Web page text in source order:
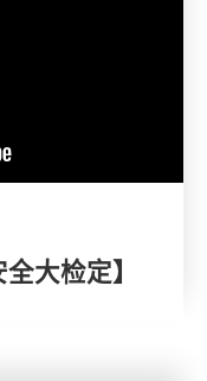
大检定】